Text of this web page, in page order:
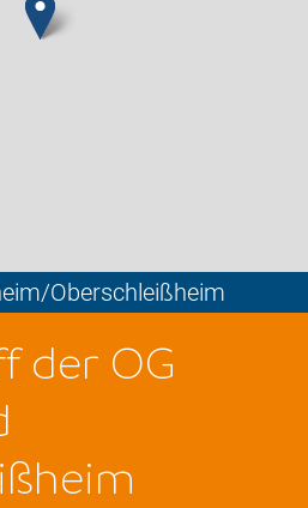
Oberschleißheim
der OG